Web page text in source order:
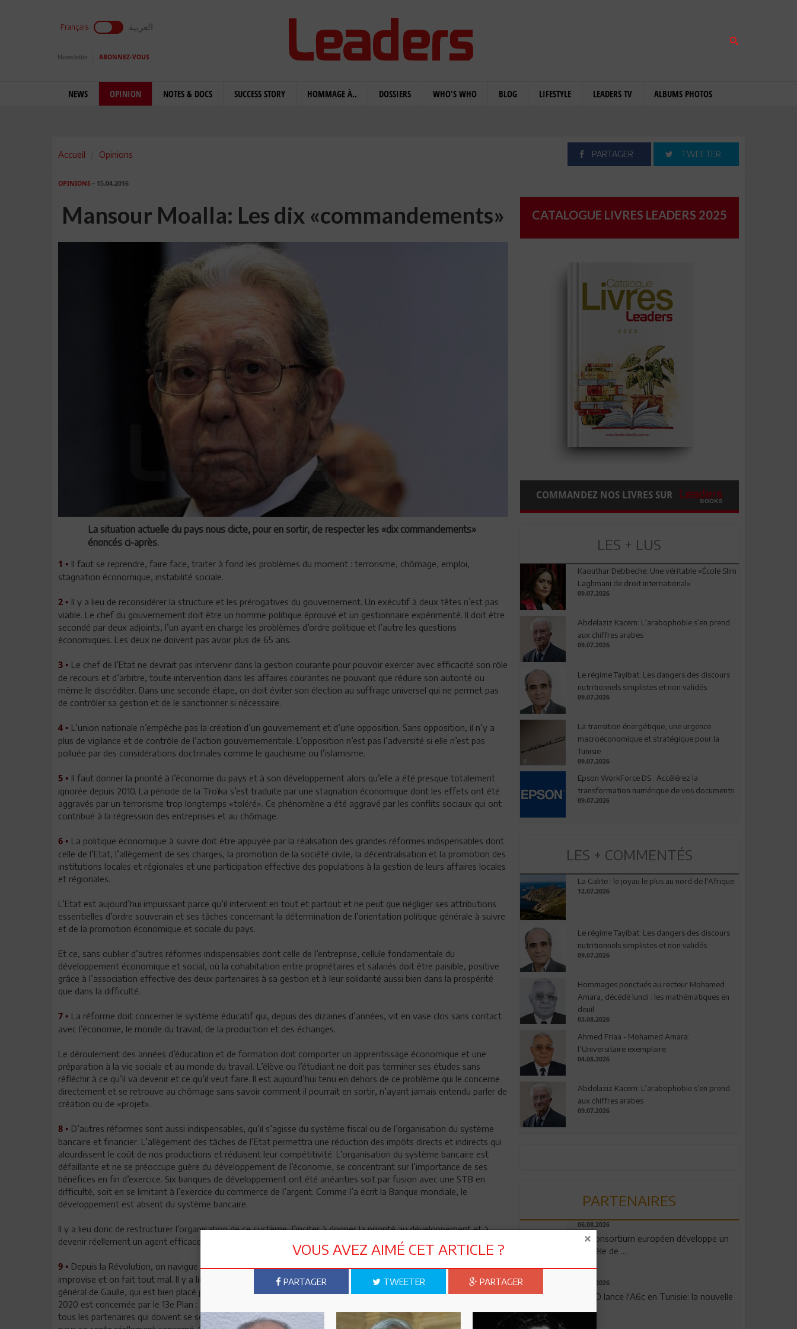
Français العربية
Newsletter ABONNEZ-VOUS
NEWS OPINION NOTES & DOCS SUCCESS STORY HOMMAGE À.. DOSSIERS WHO'S WHO BLOG LIFESTYLE LEADERS TV ALBUMS PHOTOS
Accueil Opinions PARTAGER TWEETER
OPINIONS - 15.04.2016
Mansour Moalla: Les dix «commandements»
La situation actuelle du pays nous dicte, pour en sortir, de respecter les «dix commandements»
énoncés ci-après.
1 • Il faut se reprendre, faire face, traiter à fond les problèmes du moment : terrorisme, chômage, emploi,
stagnation économique, instabilité sociale.
2 • Il y a lieu de reconsidérer la structure et les prérogatives du gouvernement. Un exécutif à deux têtes n’est pas
viable. Le chef du gouvernement doit être un homme politique éprouvé et un gestionnaire expérimenté. Il doit être
secondé par deux adjoints, l’un ayant en charge les problèmes d’ordre politique et l’autre les questions
économiques. Les deux ne doivent pas avoir plus de 65 ans.
3 • Le chef de l’Etat ne devrait pas intervenir dans la gestion courante pour pouvoir exercer avec efficacité son rôle
de recours et d’arbitre, toute intervention dans les affaires courantes ne pouvant que réduire son autorité ou
même le discréditer. Dans une seconde étape, on doit éviter son élection au suffrage universel qui ne permet pas
de contrôler sa gestion et de le sanctionner si nécessaire.
4 • L’union nationale n’empêche pas la création d’un gouvernement et d’une opposition. Sans opposition, il n’y a
plus de vigilance et de contrôle de l’action gouvernementale. L’opposition n’est pas l’adversité si elle n’est pas
polluée par des considérations doctrinales comme le gauchisme ou l’islamisme.
5 • Il faut donner la priorité à l’économie du pays et à son développement alors qu’elle a été presque totalement
ignorée depuis 2010. La période de la Troïka s’est traduite par une stagnation économique dont les effets ont été
aggravés par un terrorisme trop longtemps «toléré». Ce phénomène a été aggravé par les conflits sociaux qui ont
contribué à la régression des entreprises et au chômage.
6 • La politique économique à suivre doit être appuyée par la réalisation des grandes réformes indispensables dont
celle de l’Etat, l’allègement de ses charges, la promotion de la société civile, la décentralisation et la promotion des
institutions locales et régionales et une participation effective des populations à la gestion de leurs affaires locales
et régionales.
L’Etat est aujourd’hui impuissant parce qu’il intervient en tout et partout et ne peut que négliger ses attributions
essentielles d’ordre souverain et ses tâches concernant la détermination de l’orientation politique générale à suivre
et de la promotion économique et sociale du pays.
Et ce, sans oublier d’autres réformes indispensables dont celle de l’entreprise, cellule fondamentale du
développement économique et social, où la cohabitation entre propriétaires et salariés doit être paisible, positive
grâce à l’association effective des deux partenaires à sa gestion et à leur solidarité aussi bien dans la prospérité
que dans la difficulté.
7 • La réforme doit concerner le système éducatif qui, depuis des dizaines d’années, vit en vase clos sans contact
avec l’économie, le monde du travail, de la production et des échanges.
Le déroulement des années d’éducation et de formation doit comporter un apprentissage économique et une
préparation à la vie sociale et au monde du travail. L’élève ou l’étudiant ne doit pas terminer ses études sans
réfléchir à ce qu’il va devenir et ce qu’il veut faire. Il est aujourd’hui tenu en dehors de ce problème qui le concerne
directement et se retrouve au chômage sans savoir comment il pourrait en sortir, n’ayant jamais entendu parler de
création ou de «projet».
8 • D’autres réformes sont aussi indispensables, qu’il s’agisse du système fiscal ou de l’organisation du système
bancaire et financier. L’allègement des tâches de l’Etat permettra une réduction des impôts directs et indirects qui
alourdissent le coût de nos productions et réduisent leur compétitivité. L’organisation du système bancaire est
défaillante et ne se préoccupe guère du développement de l’économie, se concentrant sur l’importance de ses
bénéfices en fin d’exercice. Six banques de développement ont été anéanties soit par fusion avec une STB en
difficulté, soit en se limitant à l’exercice du commerce de l’argent. Comme l’a écrit la Banque mondiale, le
développement est absent du système bancaire.
Il y a lieu donc de restructurer l’organisation de ce système, l’inciter à donner la priorité au développement et à
devenir réellement un agent efficace au service de l’intérêt général du pays.
9 • Depuis la Révolution, on navigue sans boussole dans le domaine économique. Le Plan a disparu depuis 2010. On
improvise et on fait tout mal. Il y a lieu de réhabiliter le Plan, qualifié «d’obligation majeure» par un chef militaire, le
général de Gaulle, qui est bien placé pour savoir qu’on ne gagne pas une bataille en improvisant. La période 2015-
2020 est concernée par le 13e Plan : nous ne sommes donc pas des débutants dans ce domaine. Il faut y associer
tous les partenaires qui doivent se sentir concernés. Il y avait une mystique du plan qu’il faut restaurer pour que le
CATALOGUE LIVRES LEADERS 2025
COMMANDEZ NOS LIVRES SUR
LES + LUS
Kaouthar Debbeche: Une véritable «École Slim
Laghmani de droit international»
09.07.2026
Abdelaziz Kacem: L’arabophobie s’en prend
aux chiffres arabes
09.07.2026
Le régime Tayibat: Les dangers des discours
nutritionnels simplistes et non validés
09.07.2026
La transition énergétique, une urgence
macroéconomique et stratégique pour la
Tunisie
09.07.2026
Epson WorkForce DS : Accélérez la
transformation numérique de vos documents
09.07.2026
LES + COMMENTÉS
La Galite : le joyau le plus au nord de l'Afrique
12.07.2026
Le régime Tayibat: Les dangers des discours
nutritionnels simplistes et non validés
09.07.2026
Hommages ponctués au recteur Mohamed
Amara, décédé lundi : les mathématiques en
deuil
03.08.2026
Ahmed Friaa - Mohamed Amara:
l’Universitaire exemplaire
04.08.2026
Abdelaziz Kacem: L’arabophobie s’en prend
aux chiffres arabes
09.07.2026
PARTENAIRES
06.08.2026
Un consortium européen développe un
modèle de ...
04.08.2026
OPPO lance l'A6c en Tunisie: la nouvelle
VOUS AVEZ AIMÉ CET ARTICLE ?
PARTAGER TWEETER PARTAGER